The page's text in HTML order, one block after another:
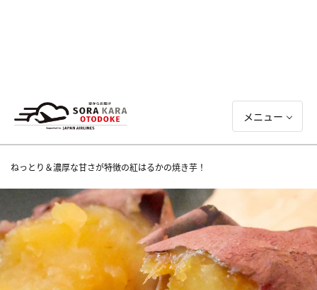
メニュー
ねっとり＆濃厚な甘さが特徴の紅はるかの焼き芋！